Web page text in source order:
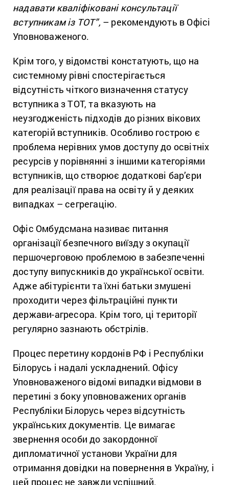
надавати кваліфіковані консультації
вступникам із ТОТ”,– рекомендують в Офісі
Уповноваженого.
Крім того, у відомстві констатують, що на
системному рівні спостерігається
відсутність чіткого визначення статусу
вступника з ТОТ, та вказують на
неузгодженість підходів до різних вікових
категорій вступників. Особливо гострою є
проблема нерівних умов доступу до освітніх
ресурсів у порівнянні з іншими категоріями
вступників, що створює додаткові бар’єри
для реалізації права на освіту й у деяких
випадках – сегрегацію.
Офіс Омбудсмана називає питання
організації безпечного виїзду з окупації
першочерговою проблемою в забезпеченні
доступу випускників до української освіти.
Адже абітурієнти та їхні батьки змушені
проходити через фільтраційні пункти
держави-агресора. Крім того, ці території
регулярно зазнають обстрілів.
Процес перетину кордонів РФ і Республіки
Білорусь і надалі ускладнений. Офісу
Уповноваженого відомі випадки відмови в
перетині з боку уповноважених органів
Республіки Білорусь через відсутність
українських документів. Це вимагає
звернення особи до закордонної
дипломатичної установи України для
отримання довідки на повернення в Україну, і
цей процес не завжди успішний.